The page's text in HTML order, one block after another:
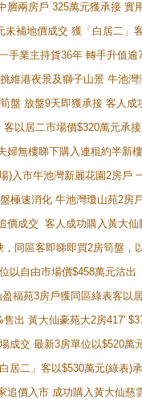
層兩房戶 325萬元獲承接 實
未補地價成交 獲「白居二」
手業主持貨36年 轉手升值逾
維港夜景及獅子山景 牛池
盤 放盤9天即獲承接 客人
以居二市場價$320萬元承接
婦無樓睇下購入連租約半新
)入市牛池灣新麗花園2房戶
極速消化 牛池灣瓊山苑2房
價成交 客人成功購入黃大
同區客即睇即買2房筍盤，
以自由市場價$458萬元沽出
福苑3房戶獲同區綠表客以
出 黃大仙豪苑大2房417'
成交 最新3房單位以$520萬
居二」客以$530萬元(綠表)
追價入市 成功購入黃大仙